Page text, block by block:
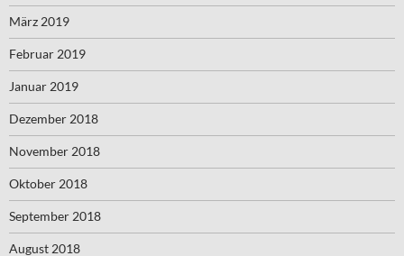
März 2019
Februar 2019
Januar 2019
Dezember 2018
November 2018
Oktober 2018
September 2018
August 2018